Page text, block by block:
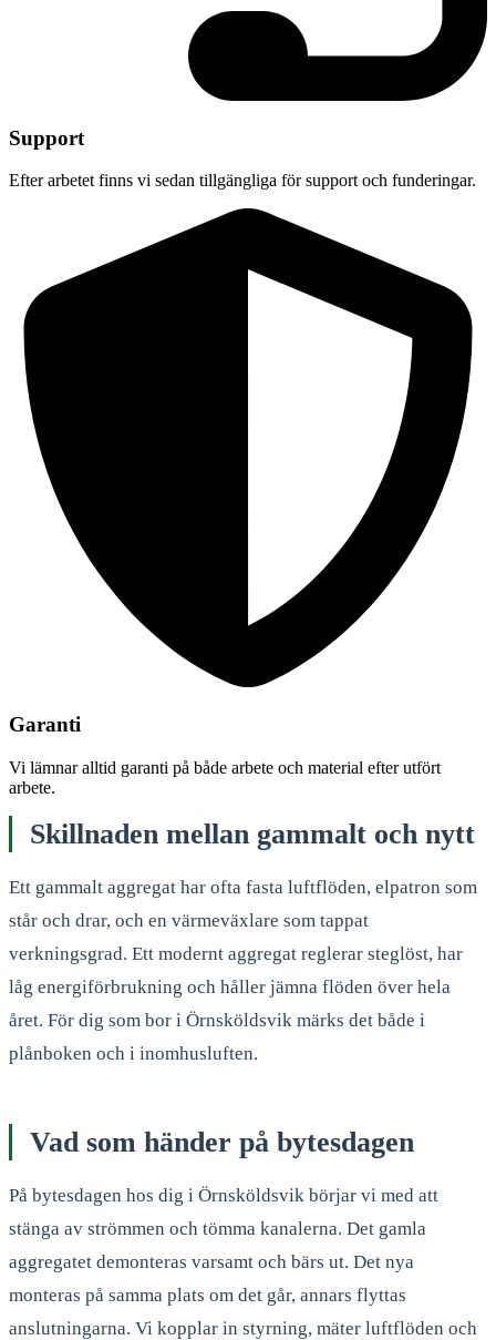
Support
Efter arbetet finns vi sedan tillgängliga för support och funderingar.
Garanti
Vi lämnar alltid garanti på både arbete och material efter utfört
arbete.
Skillnaden mellan gammalt och nytt
Ett gammalt aggregat har ofta fasta luftflöden, elpatron som
står och drar, och en värmeväxlare som tappat
verkningsgrad. Ett modernt aggregat reglerar steglöst, har
låg energiförbrukning och håller jämna flöden över hela
året. För dig som bor i Örnsköldsvik märks det både i
plånboken och i inomhusluften.
Vad som händer på bytesdagen
På bytesdagen hos dig i Örnsköldsvik börjar vi med att
stänga av strömmen och tömma kanalerna. Det gamla
aggregatet demonteras varsamt och bärs ut. Det nya
monteras på samma plats om det går, annars flyttas
anslutningarna. Vi kopplar in styrning, mäter luftflöden och